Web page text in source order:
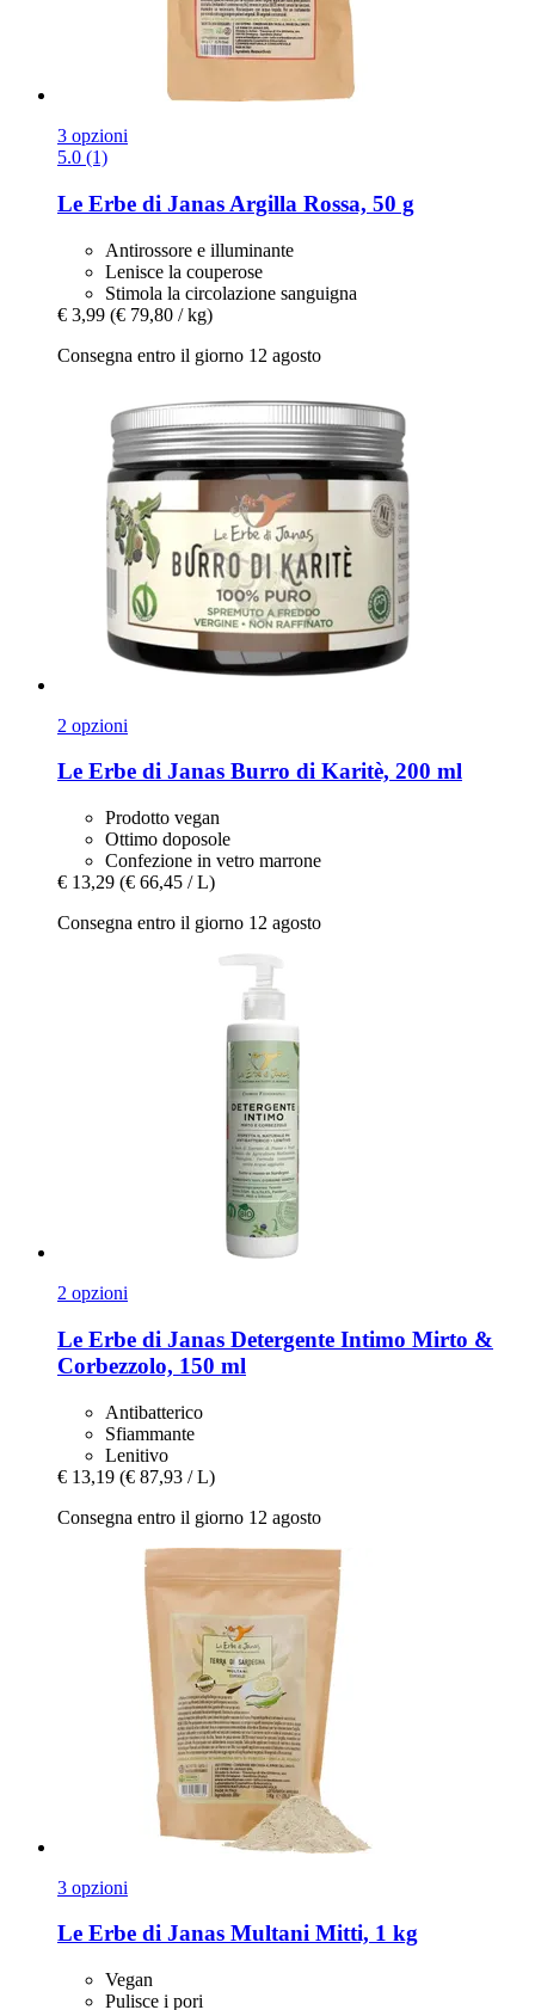
3 opzioni
5.0 (1)
Le Erbe di Janas Argilla Rossa, 50 g
Antirossore e illuminante
Lenisce la couperose
Stimola la circolazione sanguigna
€ 3,99 (€ 79,80 / kg)
Consegna entro il giorno 12 agosto
2 opzioni
Le Erbe di Janas Burro di Karitè, 200 ml
Prodotto vegan
Ottimo doposole
Confezione in vetro marrone
€ 13,29 (€ 66,45 / L)
Consegna entro il giorno 12 agosto
2 opzioni
Le Erbe di Janas Detergente Intimo Mirto &
Corbezzolo, 150 ml
Antibatterico
Sfiammante
Lenitivo
€ 13,19 (€ 87,93 / L)
Consegna entro il giorno 12 agosto
3 opzioni
Le Erbe di Janas Multani Mitti, 1 kg
Vegan
Pulisce i pori